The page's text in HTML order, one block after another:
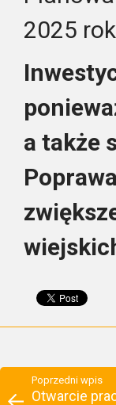
2025
a także
Poprzedni wpis
Otwarcie